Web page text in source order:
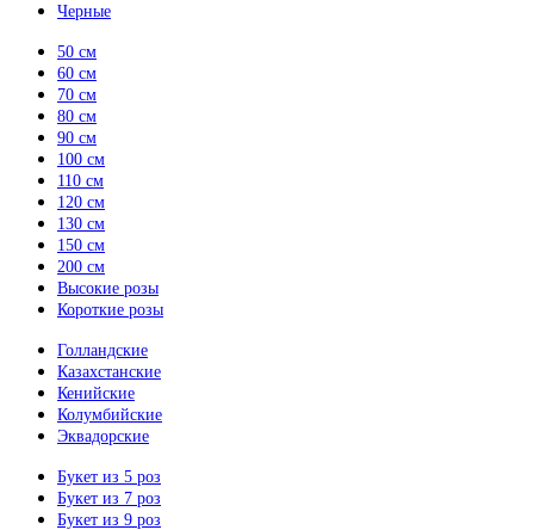
Черные
50 см
60 см
70 см
80 см
90 см
100 см
110 см
120 см
130 см
150 см
200 см
Высокие розы
Короткие розы
Голландские
Казахстанские
Кенийские
Колумбийские
Эквадорские
Букет из 5 роз
Букет из 7 роз
Букет из 9 роз